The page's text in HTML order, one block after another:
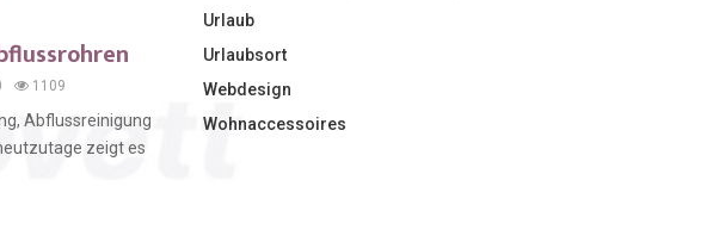
1109
Abflussreinigung
zeigt es
Urlaub
Urlaubsort
Webdesign
Wohnaccessoires